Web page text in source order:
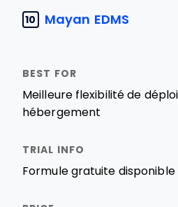
10 Mayan EDMS
Meilleure flexibilité de
hébergement
Formule gratuite disponible